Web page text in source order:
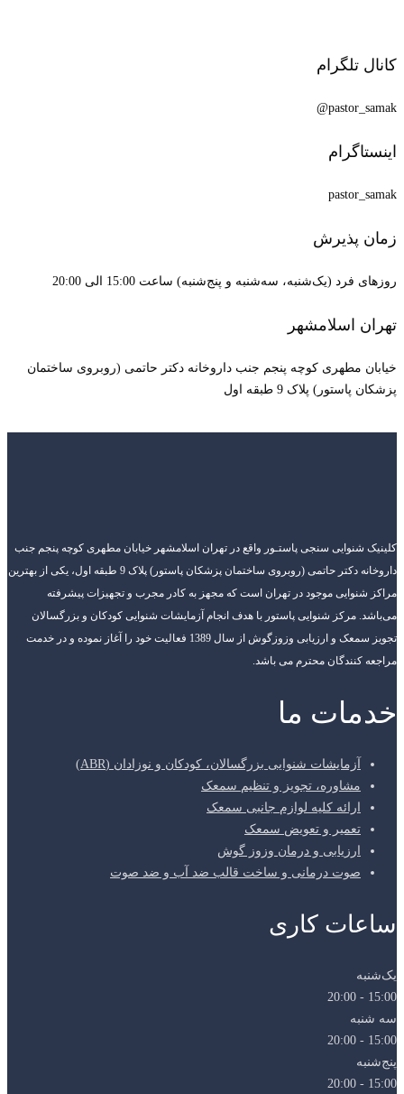
کانال تلگرام
pastor_samak@
اینستاگرام
pastor_samak
زمان پذیرش
روزهای فرد (یک‌شنبه، سه‌شنبه و پنج‌شنبه) ساعت 15:00 الی 20:00
تهران اسلامشهر
خیابان مطهری کوچه پنجم جنب داروخانه دکتر حاتمی (روبروی ساختمان
پزشکان پاستور) پلاک 9 طبقه اول
کلینیک شنوایی سنجی پاستـور واقع در تهران اسلامشهر خیابان مطهری کوچه پنجم جنب
داروخانه دکتر حاتمی (روبروی ساختمان پزشکان پاستور) پلاک 9 طبقه اول، یکی از بهترین
مراکز شنوایی موجود در تهران است که مجهز به کادر مجرب و تجهیزات پیشرفته
می‌باشد. مرکز شنوایی پاستور با هدف انجام آزمایشات شنوایی کودکان و بزرگسالان
تجویز سمعک و ارزیابی وزوزگوش از سال 1389 فعالیت خود را آغاز نموده و در خدمت
مراجعه کنندگان محترم می باشد.
خدمات ما
آزمایشات شنوایی بزرگسالان، کودکان و نوزادان (ABR)
مشاوره، تجویز و تنظیم سمعک
ارائه کلیه لوازم جانبی سمعک
تعمیر و تعویض سمعک
ارزیابی و درمان وزوز گوش
صوت درمانی و ساخت قالب ضد آب و ضد صوت
ساعات کاری
یک‌شنبه
15:00 - 20:00
سه شنبه
15:00 - 20:00
پنج‌شنبه
15:00 - 20:00